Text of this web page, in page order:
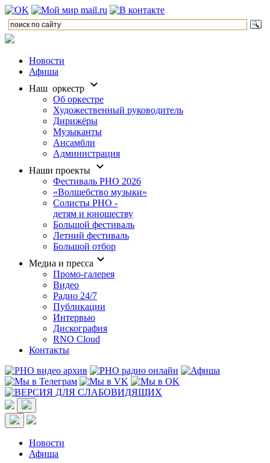
Новости
Афиша
Наш оркестр
Об оркестре
Художественный руководитель
Дирижёры
Музыканты
Ансамбли
Администрация
Наши проекты
Фестиваль РНО 2026
«Волшебство музыки»
Солисты РНО -
детям и юношеству
Большой фестиваль
Летний фестиваль
Большой отбор
Медиа и пресса
Промо-галерея
Видео
Радио 24/7
Публикации
Интервью
Дискография
RNO Cloud
Контакты
Новости
Афиша